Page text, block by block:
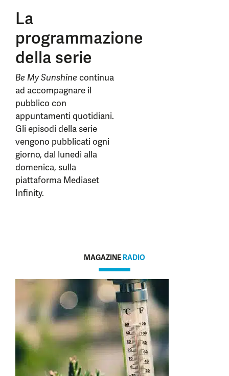
La
programmazione
della serie
Be My Sunshine continua
ad accompagnare il
pubblico con
appuntamenti quotidiani.
Gli episodi della serie
vengono pubblicati ogni
giorno, dal lunedì alla
domenica, sulla
piattaforma Mediaset
Infinity.
MAGAZINE RADIO